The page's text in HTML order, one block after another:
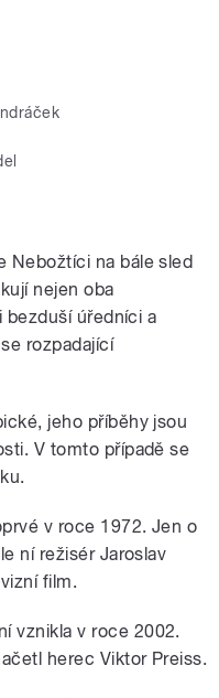
Nebožtíci na bále sled
nejen oba
bezduší úředníci a
rozpadající
jeho příběhy jsou
V tomto případě se
v roce 1972. Jen o
ní režisér Jaroslav
film.
vznikla v roce 2002.
herec Viktor Preiss.